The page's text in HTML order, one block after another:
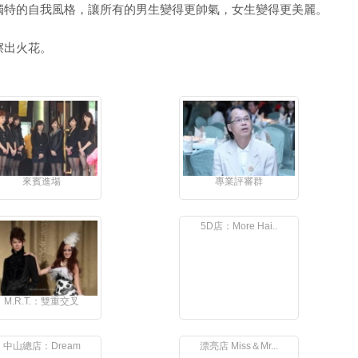
的自我風格，讓所有的男生變得更帥氣，女生變得更美麗。
火花。
來賓進場 專業評審群
M.R.T.：雙重交叉
5D店：More Hai..
中山總店：Dream 漂亮店 Miss＆Mr...